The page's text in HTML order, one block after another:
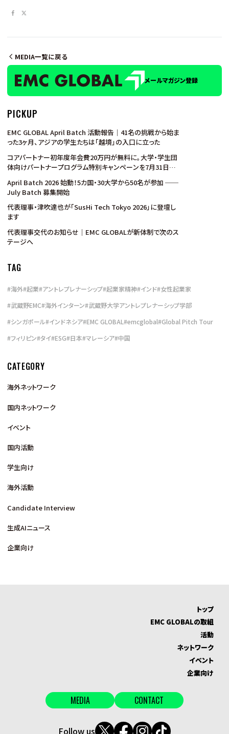
MEDIA一覧に戻る
メールマガジン登録
PICKUP
EMC GLOBAL April Batch 活動報告｜41名の挑戦から始ま
った3ヶ月、アジアの学生たちは「越境」の入口に立った
コアパートナー初年度年会費20万円が無料に。大学・学生団
体向けパートナープログラム特別キャンペーンを7月31日ま
April Batch 2026 始動！5カ国・30大学から50名が参加 ──
July Batch 募集開始
代表理事・津吹達也が「SusHi Tech Tokyo 2026」に登壇し
ます
代表理事交代のお知らせ｜EMC GLOBALが新体制で次のス
テージへ
TAG
#海外#起業#アントレプレナーシップ#起業家精神#インド#女性起業家
#武蔵野EMC#海外インターン#武蔵野大学アントレプレナーシップ学部
#シンガポール#インドネシア#EMC GLOBAL#emcglobal#Global Pitch Tour
#フィリピン#タイ#ESG#日本#マレーシア#中国
CATEGORY
海外ネットワーク
国内ネットワーク
イベント
国内活動
学生向け
海外活動
Candidate Interview
生成AIニュース
企業向け
トップ
EMC GLOBALの取組
活動
ネットワーク
イベント
企業向け
MEDIA CONTACT
Follow us